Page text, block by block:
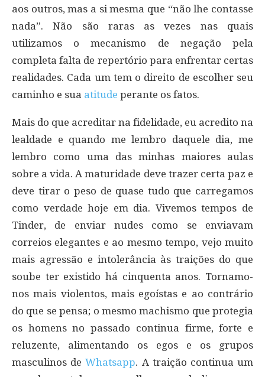
aos outros, mas a si mesma que “não lhe contasse
nada”. Não são raras as vezes nas quais
utilizamos o mecanismo de negação pela
completa falta de repertório para enfrentar certas
realidades. Cada um tem o direito de escolher seu
caminho e sua atitude perante os fatos.
Mais do que acreditar na fidelidade, eu acredito na
lealdade e quando me lembro daquele dia, me
lembro como uma das minhas maiores aulas
sobre a vida. A maturidade deve trazer certa paz e
deve tirar o peso de quase tudo que carregamos
como verdade hoje em dia. Vivemos tempos de
Tinder, de enviar nudes como se enviavam
correios elegantes e ao mesmo tempo, vejo muito
mais agressão e intolerância às traições do que
soube ter existido há cinquenta anos. Tornamo-
nos mais violentos, mais egoístas e ao contrário
do que se pensa; o mesmo machismo que protegia
os homens no passado continua firme, forte e
reluzente, alimentando os egos e os grupos
masculinos deWhatsapp. A traição continua um